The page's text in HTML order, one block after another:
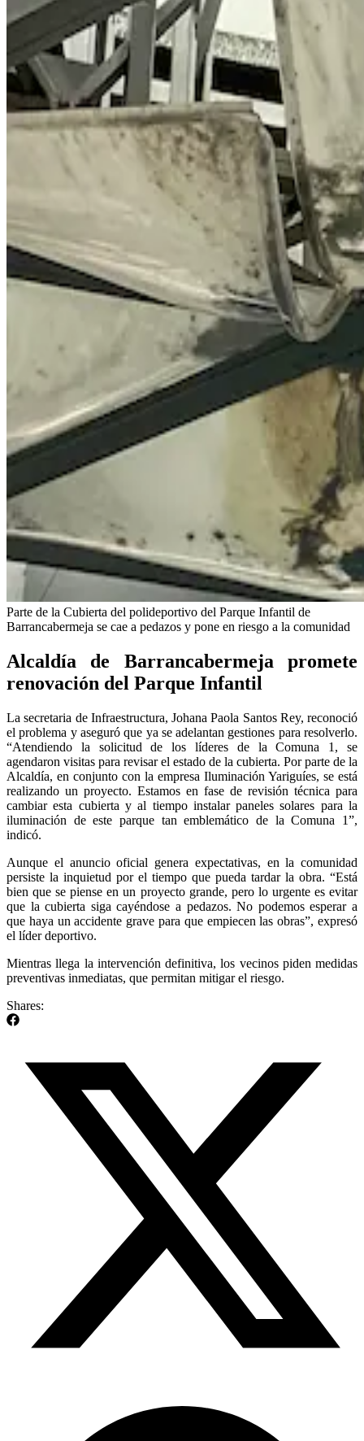
Parte de la Cubierta del polideportivo del Parque Infantil de
Barrancabermeja se cae a pedazos y pone en riesgo a la comunidad
Alcaldía de Barrancabermeja promete
renovación del Parque Infantil
La secretaria de Infraestructura, Johana Paola Santos Rey, reconoció
el problema y aseguró que ya se adelantan gestiones para resolverlo.
“Atendiendo la solicitud de los líderes de la Comuna 1, se
agendaron visitas para revisar el estado de la cubierta. Por parte de la
Alcaldía, en conjunto con la empresa Iluminación Yariguíes, se está
realizando un proyecto. Estamos en fase de revisión técnica para
cambiar esta cubierta y al tiempo instalar paneles solares para la
iluminación de este parque tan emblemático de la Comuna 1”,
indicó.
Aunque el anuncio oficial genera expectativas, en la comunidad
persiste la inquietud por el tiempo que pueda tardar la obra. “Está
bien que se piense en un proyecto grande, pero lo urgente es evitar
que la cubierta siga cayéndose a pedazos. No podemos esperar a
que haya un accidente grave para que empiecen las obras”, expresó
el líder deportivo.
Mientras llega la intervención definitiva, los vecinos piden medidas
preventivas inmediatas, que permitan mitigar el riesgo.
Shares: